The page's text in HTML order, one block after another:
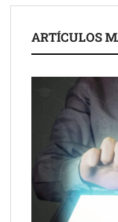
NOVA: innovación y
mano de Tormo
ARTÍCULOS